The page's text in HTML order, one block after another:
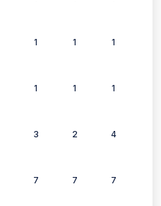
1 1 1
1 1 1
3 2 4
7 7 7